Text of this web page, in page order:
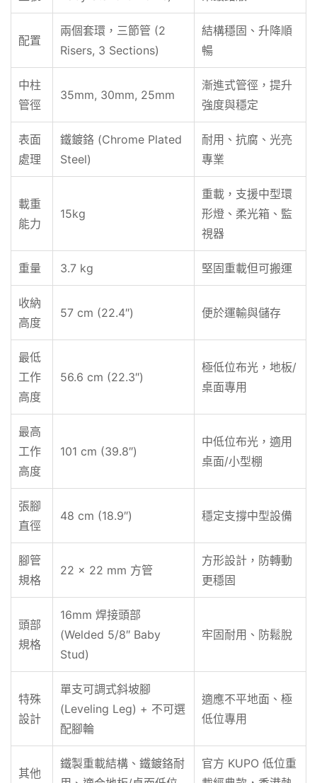
配置
兩個套環，三節管 (2
Risers, 3 Sections)
結構穩固、升降順
暢
中柱
管徑
35mm, 30mm, 25mm
漸進式管徑，提升
強度與穩定
表面
處理
鐵鍍鉻 (Chrome Plated
Steel)
耐用、抗腐、光亮
專業
載重
能力
15kg
重載，支援中型環
形燈、柔光箱、監
視器
重量 3.7 kg 堅固重載但可搬運
收納
高度
57 cm (22.4″) 便於運輸與儲存
最低
工作
高度
56.6 cm (22.3″)
極低位布光，地板/
桌面專用
最高
工作
高度
101 cm (39.8″)
中低位布光，適用
桌面/小型棚
張腳
直徑
48 cm (18.9″) 穩定支撐中型設備
腳管
規格
22 × 22 mm 方管
方形設計，防轉動
更穩固
頭部
規格
16mm 焊接頭部
(Welded 5/8″ Baby
Stud)
牢固耐用、防鬆脫
特殊
設計
單支可調式斜坡腳
(Leveling Leg) + 不可選
配腳輪
適應不平地面、極
低位專用
其他
鐵製重載結構、鐵鍍鉻耐
官方 KUPO 低位重